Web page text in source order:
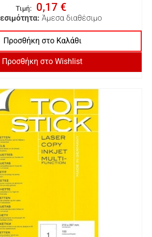
Τιμή: 0,17 €
Άμεσα διαθέσιμο
Προσθήκη στο Καλάθι
Προσθήκη στο Wishlist